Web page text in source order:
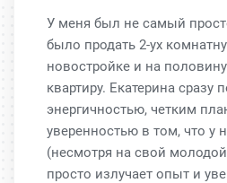
У меня был не самый
было продать 2-ух
новостройке и на
квартиру. Екатерина сразу
энергичностью, четким
уверенностью в том, что у
(несмотря на свой
просто излучает опыт и